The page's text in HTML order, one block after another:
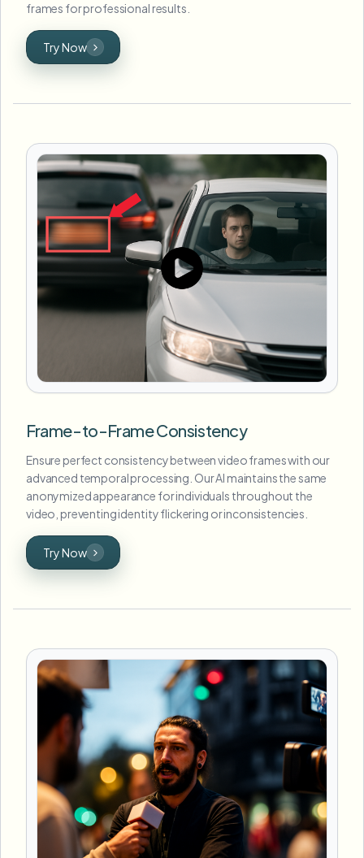
frames for professional results.
Try Now
Frame-to-Frame Consistency
Ensure perfect consistency between video frames with our
advanced temporal processing. Our AI maintains the same
anonymized appearance for individuals throughout the
video, preventing identity flickering or inconsistencies.
Try Now